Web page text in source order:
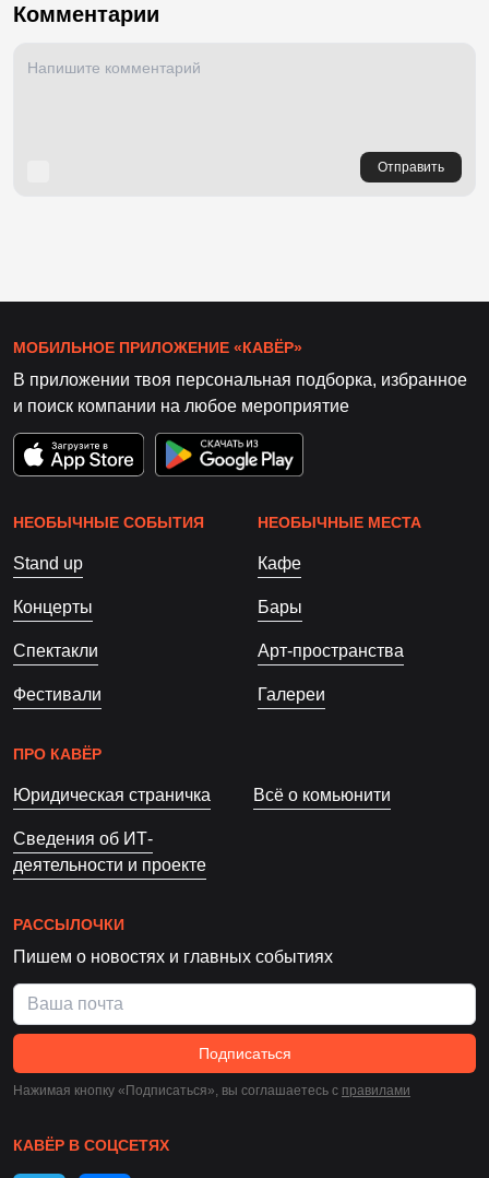
Комментарии
Отправить
МОБИЛЬНОЕ ПРИЛОЖЕНИЕ «КАВЁР»
В приложении твоя персональная подборка, избранное
и поиск компании на любое мероприятие
НЕОБЫЧНЫЕ СОБЫТИЯ
Stand up
Концерты
Спектакли
Фестивали
НЕОБЫЧНЫЕ МЕСТА
Кафе
Бары
Арт-пространства
Галереи
ПРО КАВЁР
Юридическая страничка Всё о комьюнити
Сведения об ИТ-
деятельности и проекте
РАССЫЛОЧКИ
Пишем о новостях и главных событиях
Подписаться
Нажимая кнопку «Подписаться», вы соглашаетесь c правилами
КАВЁР В СОЦСЕТЯХ